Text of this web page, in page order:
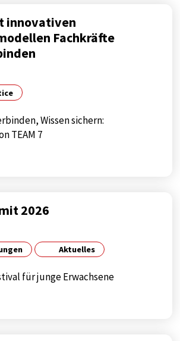
innovativen
Fachkräfte
Wissen sichern:
TEAM 7
2026
Aktuelles
für junge Erwachsene